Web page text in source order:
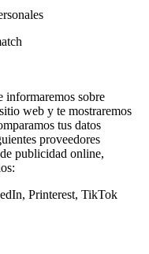
informaremos sobre
web y te mostraremos
tus datos
proveedores
publicidad online,
Printerest, TikTok